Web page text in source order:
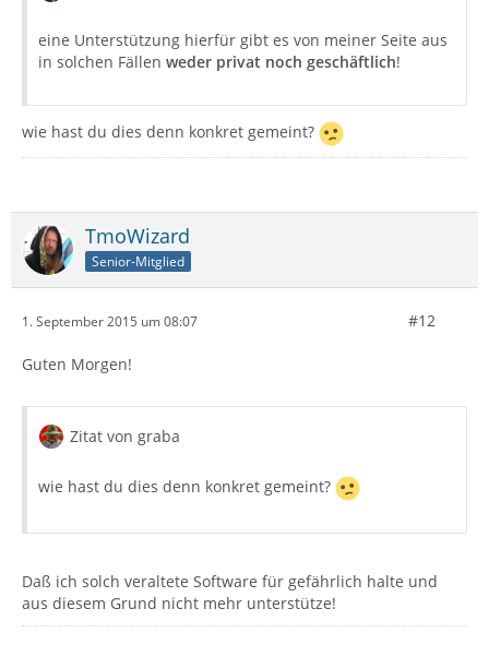
eine Unterstützung hierfür gibt es von meiner Seite aus
in solchen Fällen weder privat noch geschäftlich!
wie hast du dies denn konkret gemeint?
TmoWizard
Senior-Mitglied
1. September 2015 um 08:07 #12
Guten Morgen!
Zitat von graba
wie hast du dies denn konkret gemeint?
Daß ich solch veraltete Software für gefährlich halte und
aus diesem Grund nicht mehr unterstütze!